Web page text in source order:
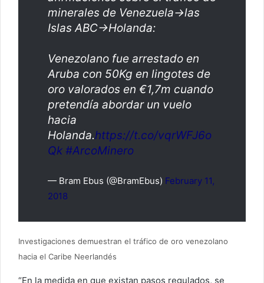
minerales de Venezuela->las
Islas ABC->Holanda:
Venezolano fue arrestado en
Aruba con 50Kg en lingotes de
oro valorados en €1,7m cuando
pretendía abordar un vuelo
hacia
Holanda.https://t.co/vqrWFJ6o
Qk #ArcoMinero
— Bram Ebus (@BramEbus) February 11,
2018
Investigaciones demuestran el tráfico de oro venezolano
hacia el Caribe Neerlandés
“En la medida en que existan pasos regulados, se